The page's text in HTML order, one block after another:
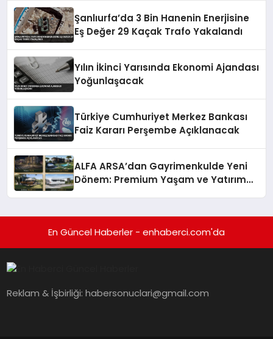
Şanlıurfa’da 3 Bin Hanenin Enerjisine
Eş Değer 29 Kaçak Trafo Yakalandı
Yılın İkinci Yarısında Ekonomi Ajandası
Yoğunlaşacak
Türkiye Cumhuriyet Merkez Bankası
Faiz Kararı Perşembe Açıklanacak
ALFA ARSA’dan Gayrimenkulde Yeni
Dönem: Premium Yaşam ve Yatırım
En Güncel Haberler - enhaberci.com'da
Reklam & İşbirliği:habersonuclari@gmail.com